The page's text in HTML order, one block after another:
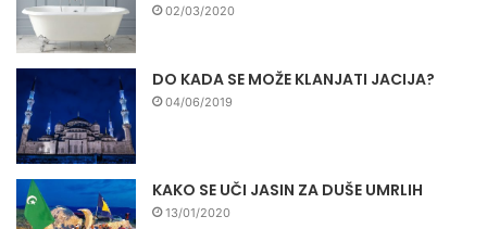
02/03/2020
DO KADA SE MOŽE KLANJATI JACIJA?
04/06/2019
KAKO SE UČI JASIN ZA DUŠE UMRLIH
13/01/2020